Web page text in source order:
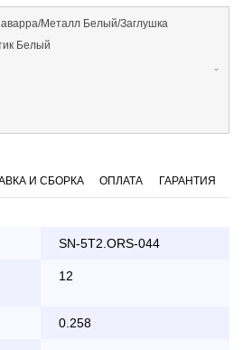
Металл Белый/Заглушка
Белый
И СБОРКА ОПЛАТА ГАРАНТИЯ
SN-5T2.ORS-044
12
0.258